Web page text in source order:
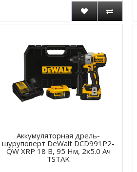
Аккумуляторная дрель-
шуруповерт DeWalt DCD991P2-
QW XRP 18 В, 95 Нм, 2х5.0 Ач
TSTAK